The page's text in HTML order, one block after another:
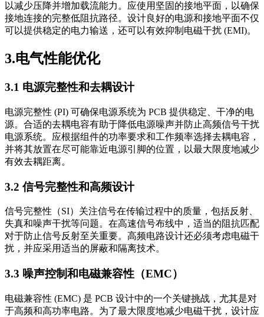
以减少压降并增加载流能力。应使用坚固的接地平面，以确保
接地连接的完整低阻抗路径。设计良好的电源和接地平面不仅
可以提供稳定的电力输送，还可以有效抑制电磁干扰 (EMI)。
3.电气性能优化
3.1 电源完整性和去耦设计
电源完整性 (PI) 可确保电源系统为 PCB 提供稳定、干净的电
源。合适的去耦电容有助于降低电源噪声并防止高频信号干扰
电源系统。应根据组件的功率要求和工作频率选择去耦电容，
并将其放置在尽可能靠近电源引脚的位置，以最大限度地减少
有效去耦距离。
3.2 信号完整性和高频设计
信号完整性（SI）关注信号在传输过程中的质量，包括反射、
失真和噪声干扰等问题。在高速信号布线中，适当的阻抗匹配
对于防止信号反射至关重要。高频电路设计还必须考虑电磁干
扰，并应采用适当的屏蔽和隔离技术。
3.3 噪声控制和电磁兼容性（EMC）
电磁兼容性 (EMC) 是 PCB 设计中的一个关键挑战，尤其是对
于高频和高功率电路。为了最大限度地减少电磁干扰，设计应